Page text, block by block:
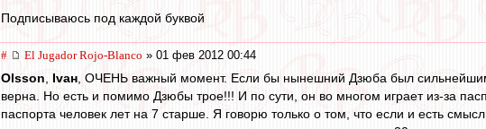
Подписываюсь под каждой буквой
# El Jugador Rojo-Blanco » 01 фев 2012 00:44
Olsson, Ivан, ОЧЕНЬ важный момент. Если бы нынешний Дзюба был
верна. Но есть и помимо Дзюбы трое!!! И по сути, он во многом играет из-за
паспорта человек лет на 7 старше. Я говорю только о том, что если и есть